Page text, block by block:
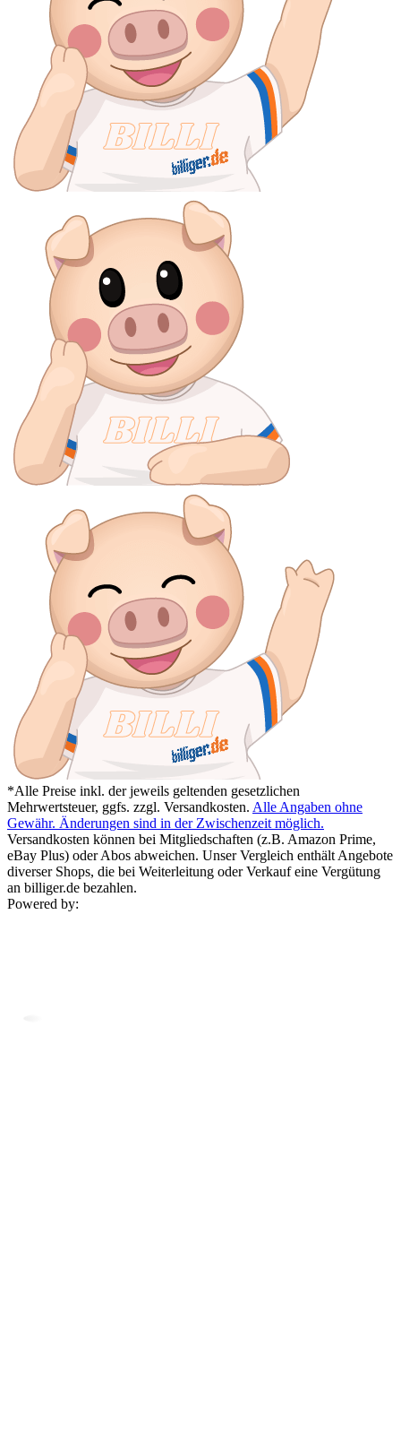
*Alle Preise inkl. der jeweils geltenden gesetzlichen
Mehrwertsteuer, ggfs. zzgl. Versandkosten. Alle Angaben ohne
Gewähr. Änderungen sind in der Zwischenzeit möglich.
Versandkosten können bei Mitgliedschaften (z.B. Amazon Prime,
eBay Plus) oder Abos abweichen. Unser Vergleich enthält Angebote
diverser Shops, die bei Weiterleitung oder Verkauf eine Vergütung
an billiger.de bezahlen.
Powered by: